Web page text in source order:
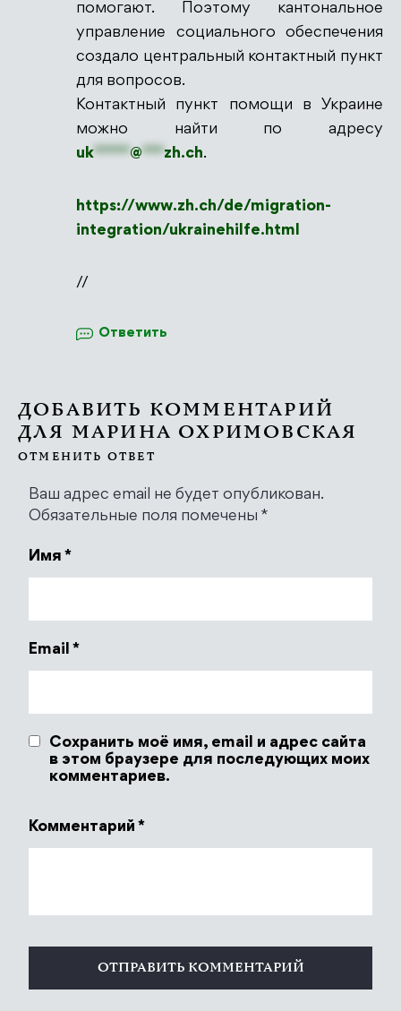
Антиспам от CleanTalk
помогают. Поэтому кантональное
управление социального обеспечения
создало центральный контактный пункт
для вопросов.
Контактный пункт помощи в Украине
можно найти по адресу
uk*****@***zh.ch.
https://www.zh.ch/de/migration-
integration/ukrainehilfe.html
//
Ответить
ДОБАВИТЬ КОММЕНТАРИЙ
ДЛЯ МАРИНА ОХРИМОВСКАЯ
ОТМЕНИТЬ ОТВЕТ
Ваш адрес email не будет опубликован.
Обязательные поля помечены *
Имя *
Email *
Сохранить моё имя, email и адрес сайта
в этом браузере для последующих моих
комментариев.
Комментарий *